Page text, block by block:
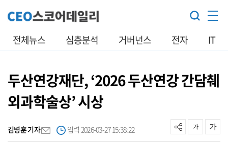
전체뉴스 심층분석 거버넌스 전자 IT
두산연강재단, ‘2026 두산연강 간담췌
외과학술상’ 시상
김병훈 기자 입력 2026-03-27 15:38:22